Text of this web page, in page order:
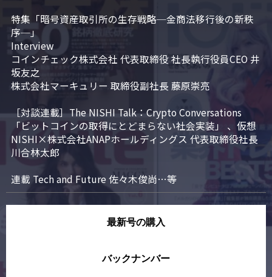
特集「暗号資産取引所の生存戦略─金商法移行後の新秩
序─」
Interview
コインチェック株式会社 代表取締役 社長執行役員CEO 井
坂友之
株式会社マーキュリー 取締役副社長 藤原崇亮
［対談連載］The NISHI Talk：Crypto Conversations
「ビットコインの取得にとどまらない社会実装」 、仮想
NISHI×株式会社ANAPホールディングス 代表取締役社長
川合林太郎
連載 Tech and Future 佐々木俊尚…等
最新号の購入
バックナンバー